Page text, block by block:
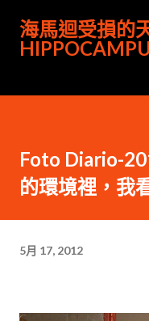
海馬迴受損的
Foto Diario-
的環境裡，我
5月 17, 2012